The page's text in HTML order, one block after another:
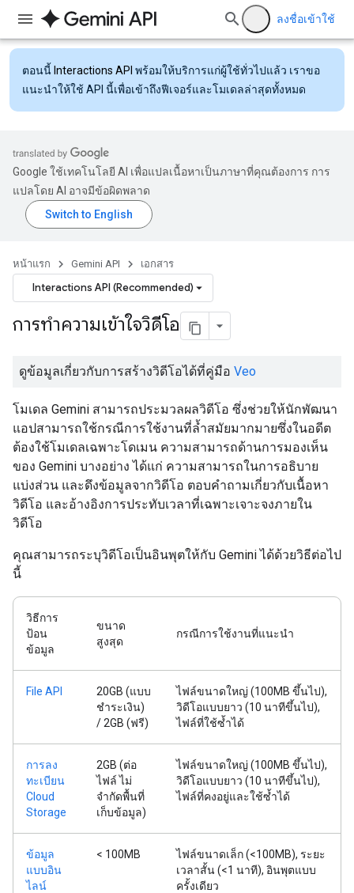
ลงชื่อเข้าใช้
ตอนนี้ Interactions API พร้อมให้บริการแก่ผู้ใช้ทั่วไปแล้ว เราขอ
แนะนำให้ใช้ API นี้เพื่อเข้าถึงฟีเจอร์และโมเดลล่าสุดทั้งหมด
Google ใช้เทคโนโลยี AI เพื่อแปลเนื้อหาเป็นภาษาที่คุณต้องการ การ
แปลโดย AI อาจมีข้อผิดพลาด
หน้าแรก Gemini API เอกสาร
Interactions API (Recommended)
การทำความเข้าใจวิดีโอ
ดูข้อมูลเกี่ยวกับการสร้างวิดีโอได้ที่คู่มือ Veo
โมเดล Gemini สามารถประมวลผลวิดีโอ ซึ่งช่วยให้นักพัฒนา
แอปสามารถใช้กรณีการใช้งานที่ล้ำสมัยมากมายซึ่งในอดีต
ต้องใช้โมเดลเฉพาะโดเมน ความสามารถด้านการมองเห็น
ของ Gemini บางอย่าง ได้แก่ ความสามารถในการอธิบาย
แบ่งส่วน และดึงข้อมูลจากวิดีโอ ตอบคำถามเกี่ยวกับเนื้อหา
วิดีโอ และอ้างอิงการประทับเวลาที่เฉพาะเจาะจงภายใน
วิดีโอ
คุณสามารถระบุวิดีโอเป็นอินพุตให้กับ Gemini ได้ด้วยวิธีต่อไป
นี้
วิธีการ
ป้อน
ข้อมูล
ขนาด
สูงสุด
กรณีการใช้งานที่แนะนำ
File API
20GB (แบบ
ชำระเงิน)
/ 2GB (ฟรี)
ไฟล์ขนาดใหญ่ (100MB ขึ้นไป),
วิดีโอแบบยาว (10 นาทีขึ้นไป),
ไฟล์ที่ใช้ซ้ำได้
การลง
ทะเบียน
Cloud
Storage
2GB (ต่อ
ไฟล์ ไม่
จำกัดพื้นที่
เก็บข้อมูล)
ไฟล์ขนาดใหญ่ (100MB ขึ้นไป),
วิดีโอแบบยาว (10 นาทีขึ้นไป),
ไฟล์ที่คงอยู่และใช้ซ้ำได้
ข้อมูล
แบบอิน
ไลน์
< 100MB
ไฟล์ขนาดเล็ก (<100MB), ระยะ
เวลาสั้น (<1 นาที), อินพุตแบบ
ครั้งเดียว